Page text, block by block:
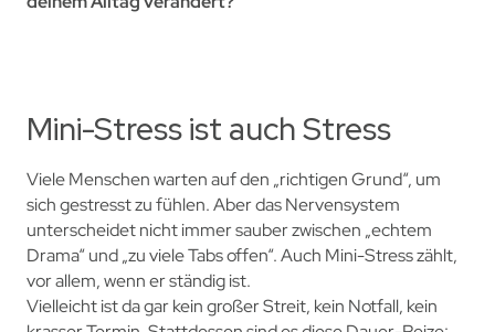
Mini-Stress ist auch Stress
Viele Menschen warten auf den „richtigen Grund“, um
sich gestresst zu fühlen. Aber das Nervensystem
unterscheidet nicht immer sauber zwischen „echtem
Drama“ und „zu viele Tabs offen“. Auch Mini-Stress zählt,
vor allem, wenn er ständig ist.
Vielleicht ist da gar kein großer Streit, kein Notfall, kein